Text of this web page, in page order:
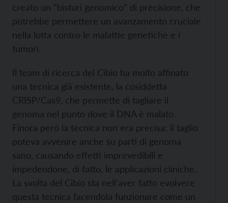
creato un “bisturi genomico” di precisione, che
potrebbe permettere un avanzamento cruciale
nella lotta contro le malattie genetiche e i
tumori.
Il team di ricerca del Cibio ha molto affinato
una tecnica già esistente, la cosiddetta
CRISP/Cas9, che permette di tagliare il
genoma nel punto dove il DNA è malato.
Finora però la tecnica non era precisa: il taglio
poteva avvenire anche su parti di genoma
sano, causando effetti imprevedibili e
impedendone, di fatto, le applicazioni cliniche.
La svolta del Cibio sta nell'aver fatto evolvere
questa tecnica facendola funzionare come un